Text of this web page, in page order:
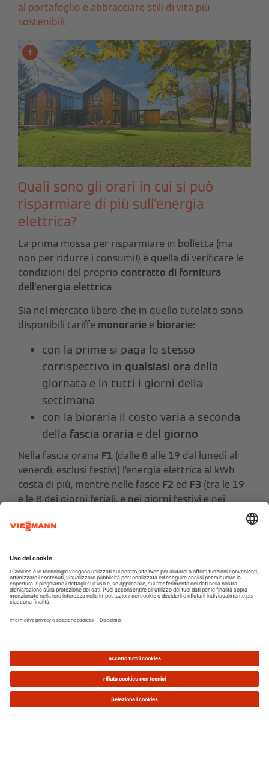
al portafoglio e abbracciare stili di vita più
sostenibili.
Quali sono gli orari in cui si può
risparmiare di più sull'energia
elettrica?
La prima mossa per risparmiare in bolletta (ma
non per ridurre i consumi!) è quella di verificare le
condizioni del proprio contratto di fornitura
dell’energia elettrica.
Sia nel mercato libero che in quello tutelato sono
disponibili tariffe monorarie e biorarie:
con la prime si paga lo stesso
corrispettivo in qualsiasi ora della
giornata e in tutti i giorni della
settimana
con la bioraria il costo varia a seconda
della fascia oraria e del giorno
Nella fascia oraria F1 (dalle 8 alle 19 dal lunedì al
venerdì, esclusi festivi) l’energia elettrica al kWh
costa di più, mentre nelle fasce F2 ed F3 (tra le 19
e le 8 dei giorni feriali, e nei giorni festivi e nei